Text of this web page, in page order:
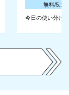
無料/5.19
今日の使い分け